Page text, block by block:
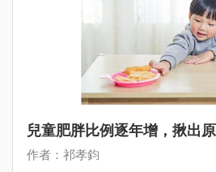
兒童肥胖比例逐年增，揪出
作者：祁孝鈞